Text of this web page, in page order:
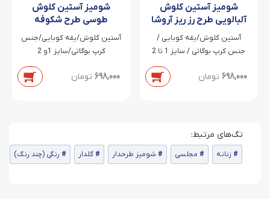
شومیز آستین کلوش
آلبالویی طرح رز ریز آروشا
آستین کلوش/یقه کوبایی /
جنس کرپ بوگاتی / سایز 1 تا 2
698,000 تومان
شومیز آستین کلوش
طوسی طرح شکوفه
سرخابی
آستین کلوش/یقه کوبایی/جنس
کرپ بوگاتی/سایز 1و 2
698,000 تومان
زنانه مجلسی شومیز طرحدار گلدار رنگی (چند رنگ)